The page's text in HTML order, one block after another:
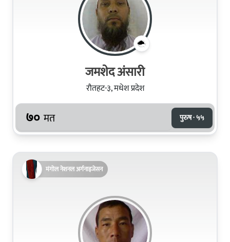
जमशेद अंसारी
रौतहट-३, मधेश प्रदेश
७० मत पुरुष · ५५
मंगोल नेशनल अर्गनाइजेसन